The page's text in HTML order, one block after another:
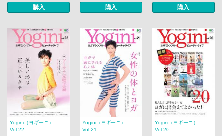
購入 購入 購入
Yogini（ヨギーニ）
Vol.22
Yogini（ヨギーニ）
Vol.21
Yogini（ヨギーニ）
Vol.20